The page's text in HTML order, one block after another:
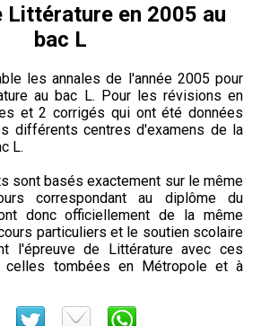
Littérature en 2005 au
bac L
les annales de l'année 2005 pour
au bac L. Pour les révisions en
et 2 corrigés qui ont été données
différents centres d'examens de la
L.
sont basés exactement sur le même
correspondant au diplôme du
donc officiellement de la même
particuliers et le soutien scolaire
l'épreuve de Littérature avec ces
celles tombées en Métropole et à